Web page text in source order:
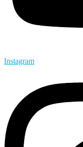
Instagram